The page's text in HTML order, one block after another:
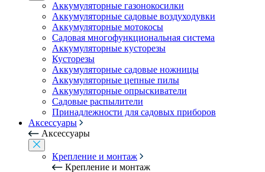
Аккумуляторные газонокосилки
Аккумуляторные садовые воздуходувки
Аккумуляторные мотокосы
Садовая многофункциональная система
Аккумуляторные кусторезы
Кусторезы
Аккумуляторные садовые ножницы
Аккумуляторные цепные пилы
Аккумуляторные опрыскиватели
Садовые распылители
Принадлежности для садовых приборов
Аксессуары
Аксессуары
Крепление и монтаж
Крепление и монтаж